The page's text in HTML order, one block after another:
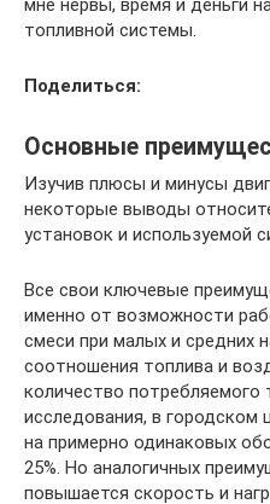
мне нервы, время и деньги
топливной системы.
Поделиться:
Основные
Изучив плюсы и минусы
некоторые выводы
установок и используемой
Все свои ключевые
именно от возможности
смеси при малых и средних
соотношения топлива и
количество потребляемого
исследования, в городском
на примерно одинаковых
25%. Но аналогичных
повышается скорость и